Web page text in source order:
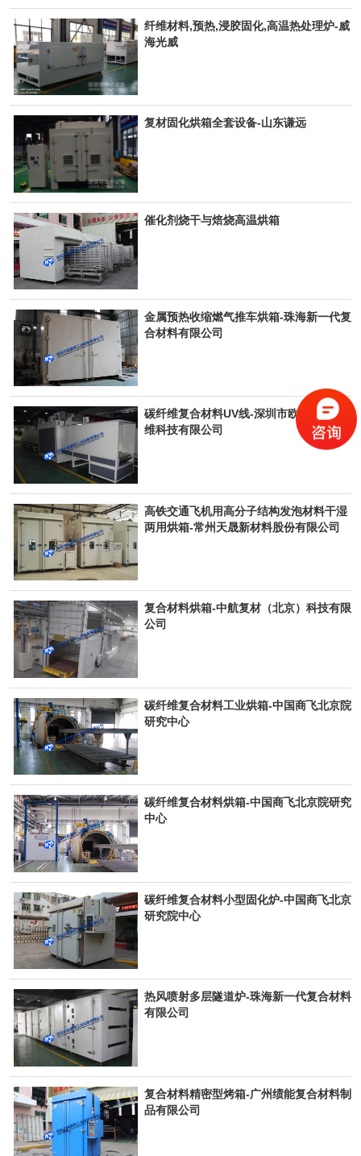
纤维材料,预热,浸胶固化,高温热处理炉-威
海光威
复材固化烘箱全套设备-山东谦远
催化剂烧干与焙烧高温烘箱
金属预热收缩燃气推车烘箱-珠海新一代复
合材料有限公司
碳纤维复合材料UV线-深圳市欧亚瑞碳纤
维科技有限公司
高铁交通飞机用高分子结构发泡材料干湿
两用烘箱-常州天晟新材料股份有限公司
复合材料烘箱-中航复材（北京）科技有限
公司
碳纤维复合材料工业烘箱-中国商飞北京院
研究中心
碳纤维复合材料烘箱-中国商飞北京院研究
中心
碳纤维复合材料小型固化炉-中国商飞北京
研究院中心
热风喷射多层隧道炉-珠海新一代复合材料
有限公司
复合材料精密型烤箱-广州绩能复合材料制
品有限公司